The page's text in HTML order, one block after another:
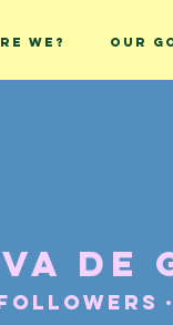
we? Our
De